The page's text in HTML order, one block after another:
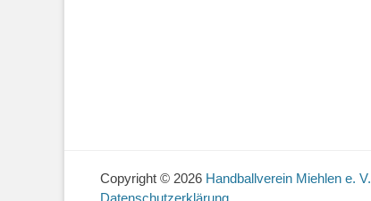
Copyright © 2026 Handballverein Miehlen e. V.
Datenschutzerklärung